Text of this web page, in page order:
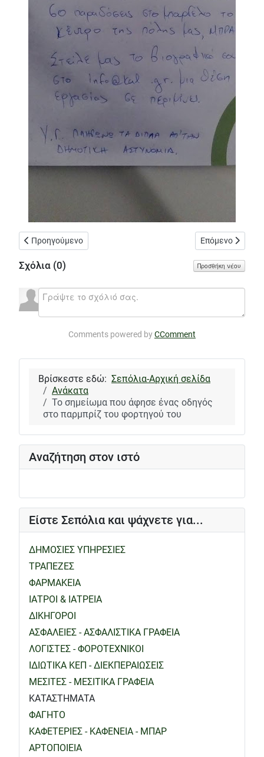
Αναζήτηση στον ιστό
Είστε Σεπόλια και ψάχνετε για...
ΔΗΜΟΣΙΕΣ ΥΠΗΡΕΣΙΕΣ
ΤΡΑΠΕΖΕΣ
ΦΑΡΜΑΚΕΙΑ
ΙΑΤΡΟΙ & ΙΑΤΡΕΙΑ
ΔΙΚΗΓΟΡΟΙ
ΑΣΦΑΛΕΙΕΣ - ΑΣΦΑΛΙΣΤΙΚΑ ΓΡΑΦΕΙΑ
ΛΟΓΙΣΤΕΣ - ΦΟΡΟΤΕΧΝΙΚΟΙ
ΙΔΙΩΤΙΚΑ ΚΕΠ - ΔΙΕΚΠΕΡΑΙΩΣΕΙΣ
ΜΕΣΙΤΕΣ - ΜΕΣΙΤΙΚΑ ΓΡΑΦΕΙΑ
ΚΑΤΑΣΤΗΜΑΤΑ
ΦΑΓΗΤΟ
ΚΑΦΕΤΕΡΙΕΣ - ΚΑΦΕΝΕΙΑ - ΜΠΑΡ
ΑΡΤΟΠΟΙΕΙΑ
Προηγούμενο άρθρο: Ποιά είναι αυτά που μου αρέσουν στην
Προηγούμενο Επόμενο άρθρο:
Επόμενο
Σχόλια (0) Προσθήκη νέου
Comments powered byCComment
Βρίσκεστε εδώ: Σεπόλια-Αρχική σελίδα
Ανάκατα
Το σημείωμα που άφησε ένας οδηγός
στο παρμπρίζ του φορτηγού του